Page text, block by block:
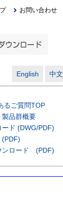
お問い合わせ
English 中文
るご質問TOP
品群概要
ド (DWG/PDF)
ンロード (PDF)